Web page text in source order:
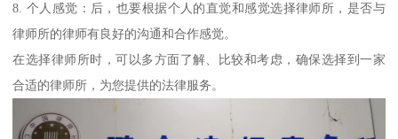
8. 个人感觉：后，也要根据个人的直觉和感觉选择律师所，是否与
律师所的律师有良好的沟通和合作感觉。
在选择律师所时，可以多方面了解、比较和考虑，确保选择到一家
合适的律师所，为您提供的法律服务。